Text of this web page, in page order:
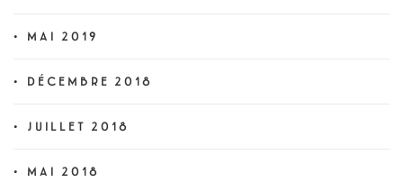
MAI 2019
DÉCEMBRE 2018
JUILLET 2018
MAI 2018